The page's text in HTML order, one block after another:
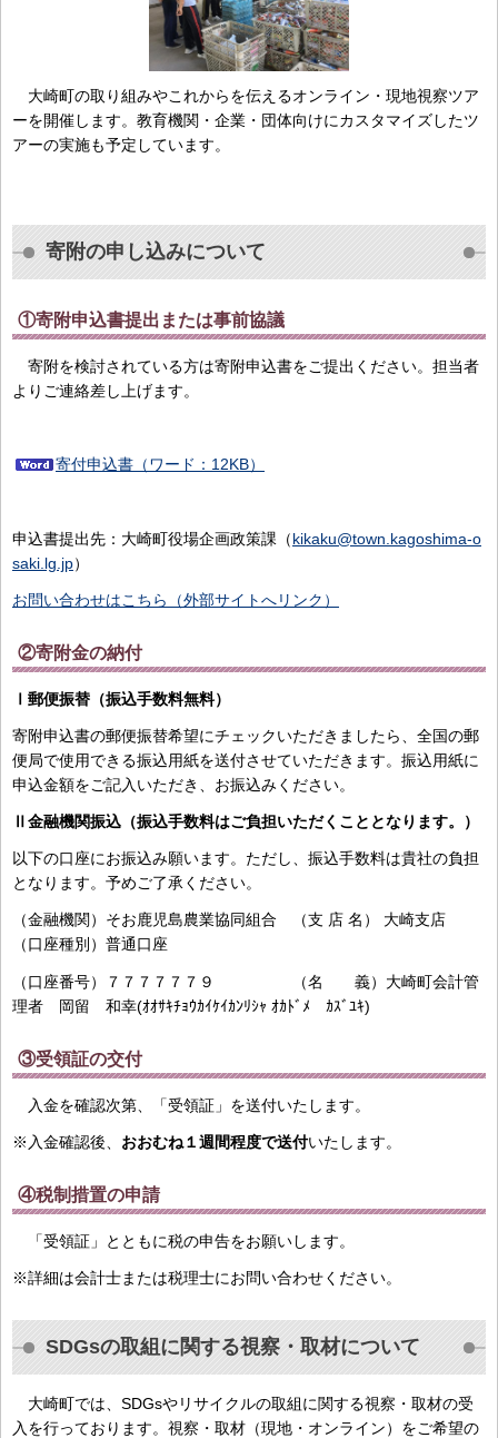
大崎町の取り組みやこれからを伝えるオンライン・現地視察ツア
ーを開催します。教育機関・企業・団体向けにカスタマイズしたツ
アーの実施も予定しています。
寄附の申し込みについて
①寄附申込書提出または事前協議
寄附を検討されている方は寄附申込書をご提出ください。担当者
よりご連絡差し上げます。
寄付申込書（ワード：12KB）
申込書提出先：大崎町役場企画政策課（kikaku@town.kagoshima-o
saki.lg.jp）
お問い合わせはこちら（外部サイトへリンク）
②寄附金の納付
Ⅰ郵便振替（振込手数料無料）
寄附申込書の郵便振替希望にチェックいただきましたら、全国の郵
便局で使用できる振込用紙を送付させていただきます。振込用紙に
申込金額をご記入いただき、お振込みください。
Ⅱ金融機関振込（振込手数料はご負担いただくこととなります。）
以下の口座にお振込み願います。ただし、振込手数料は貴社の負担
となります。予めご了承ください。
（金融機関）そお鹿児島農業協同組合 （支 店 名） 大崎支店
（口座種別）普通口座
（口座番号）７７７７７７９ （名 義）大崎町会計管
理者 岡留 和幸(ｵｵｻｷﾁｮｳｶｲｹｲｶﾝﾘｼｬ ｵｶﾄﾞﾒ ｶｽﾞﾕｷ)
③受領証の交付
入金を確認次第、「受領証」を送付いたします。
※入金確認後、 おおむね１週間程度で送付いたします。
④税制措置の申請
「受領証」とともに税の申告をお願いします。
※詳細は会計士または税理士にお問い合わせください。
SDGsの取組に関する視察・取材について
大崎町では、SDGsやリサイクルの取組に関する視察・取材の受
入を行っております。視察・取材（現地・オンライン）をご希望の